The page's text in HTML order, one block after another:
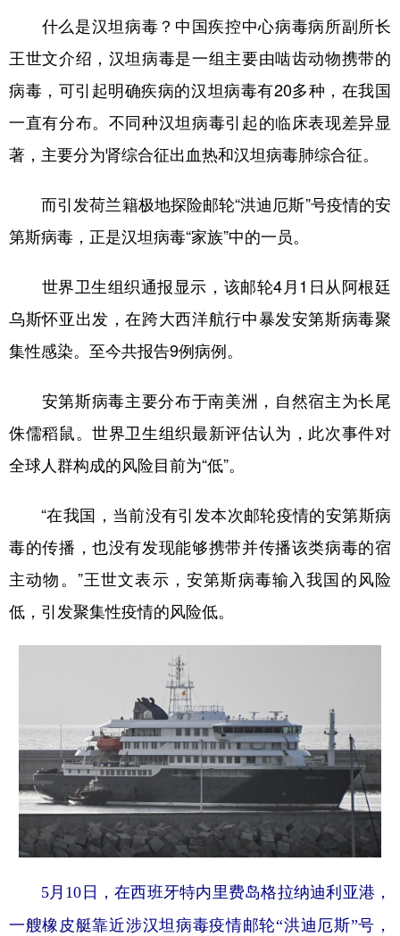
北京 天津 河北 山西
辽宁 吉林 上海 江苏
多语种频道
Русский язык 日本語 한국어
Deutsch Português
什么是汉坦病毒？中国疾控中心病毒病所副所长
王世文介绍，汉坦病毒是一组主要由啮齿动物携带的
病毒，可引起明确疾病的汉坦病毒有20多种，在我国
一直有分布。不同种汉坦病毒引起的临床表现差异显
著，主要分为肾综合征出血热和汉坦病毒肺综合征。
而引发荷兰籍极地探险邮轮“洪迪厄斯”号疫情的安
第斯病毒，正是汉坦病毒“家族”中的一员。
世界卫生组织通报显示，该邮轮4月1日从阿根廷
乌斯怀亚出发，在跨大西洋航行中暴发安第斯病毒聚
集性感染。至今共报告9例病例。
安第斯病毒主要分布于南美洲，自然宿主为长尾
侏儒稻鼠。世界卫生组织最新评估认为，此次事件对
全球人群构成的风险目前为“低”。
“在我国，当前没有引发本次邮轮疫情的安第斯病
毒的传播，也没有发现能够携带并传播该类病毒的宿
主动物。”王世文表示，安第斯病毒输入我国的风险
低，引发聚集性疫情的风险低。
5月10日，在西班牙特内里费岛格拉纳迪利亚港，
一艘橡皮艇靠近涉汉坦病毒疫情邮轮“洪迪厄斯”号，